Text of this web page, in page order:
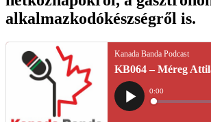
alkalmazkodókészségről is.